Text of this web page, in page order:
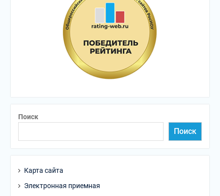
Поиск
Поиск
Карта сайта
Электронная приемная